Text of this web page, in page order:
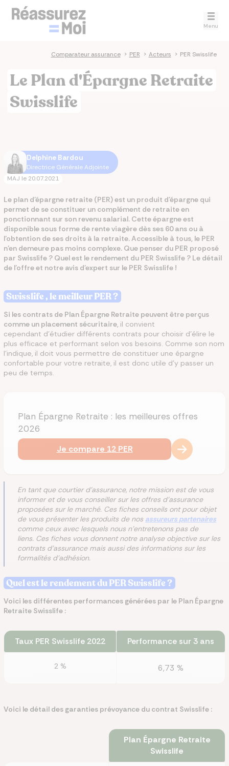
Menu
Comparateur assurance > PER > Acteurs > PER Swisslife
Le Plan d'Épargne Retraite
Swisslife
Delphine Bardou
Directrice Générale Adjointe
MAJ le 20.07.2021
Le plan d’épargne retraite (PER) est un produit d'épargne qui
permet de se constituer un complément de retraite en
ponctionnant sur son revenu salarial. Cette épargne est
disponible sous forme de rente viagère dès ses 60 ans ou à
l’obtention de ses droits à la retraite. Accessible à tous, le PER
n’en demeure pas moins complexe. Que penser du PER proposé
par Swisslife ? Quel est le rendement du PER Swisslife ? Le détail
de l'offre et notre avis d'expert sur le PER Swisslife !
Swisslife , le meilleur PER ?
Si les contrats de Plan Épargne Retraite peuvent être perçus
comme un placement sécuritaire, il convient
cependant d’étudier différents contrats pour choisir d'élire le
plus efficace et performant selon vos besoins. Comme son nom
l’indique, il doit vous permettre de constituer une épargne
confortable pour votre retraite, il est donc utile d’y passer un
peu de temps.
Plan Épargne Retraite : les meilleures offres
2026
Je compare 12 PER
En tant que courtier d'assurance, notre mission est de vous
informer et de vous conseiller sur les offres d'assurance
proposées sur le marché. Ces fiches conseils ont pour objet
de vous présenter les produits de nos assureurs partenaires
comme ceux avec lesquels nous n'entretenons pas de
liens. Ces fiches vous donnent notre analyse objective sur les
contrats d'assurance mais aussi des informations sur les
formalités d'adhésion.
Quel est le rendement du PER Swisslife ?
Voici les différentes performances générées par le Plan Épargne
Retraite Swisslife :
Taux PER Swisslife 2022 Performance sur 3 ans
2 % 6,73 %
Voici le détail des garanties prévoyance du contrat Swisslife :
Plan Épargne Retraite
Swisslife